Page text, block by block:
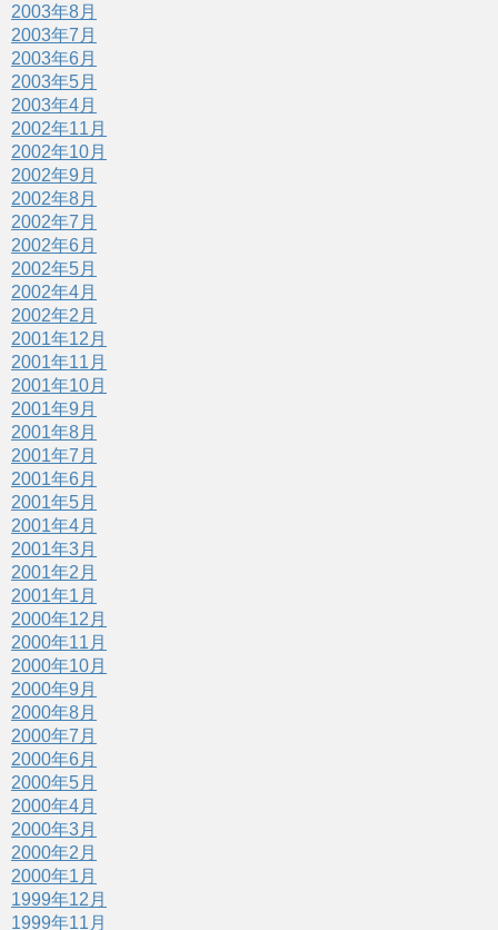
2003年8月
2003年7月
2003年6月
2003年5月
2003年4月
2002年11月
2002年10月
2002年9月
2002年8月
2002年7月
2002年6月
2002年5月
2002年4月
2002年2月
2001年12月
2001年11月
2001年10月
2001年9月
2001年8月
2001年7月
2001年6月
2001年5月
2001年4月
2001年3月
2001年2月
2001年1月
2000年12月
2000年11月
2000年10月
2000年9月
2000年8月
2000年7月
2000年6月
2000年5月
2000年4月
2000年3月
2000年2月
2000年1月
1999年12月
1999年11月